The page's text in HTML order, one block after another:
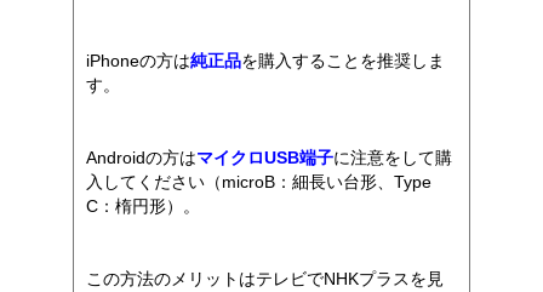
iPhoneの方は純正品を購入することを推奨しま
す。
Androidの方はマイクロUSB端子に注意をして購
入してください（microB：細長い台形、Type
C：楕円形）。
この方法のメリットはテレビでNHKプラスを見